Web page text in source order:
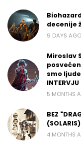
decenije
9 DAYS AGO
Miroslav
smo
INTERVJU
5 MONTHS
BEZ
4 MONTHS